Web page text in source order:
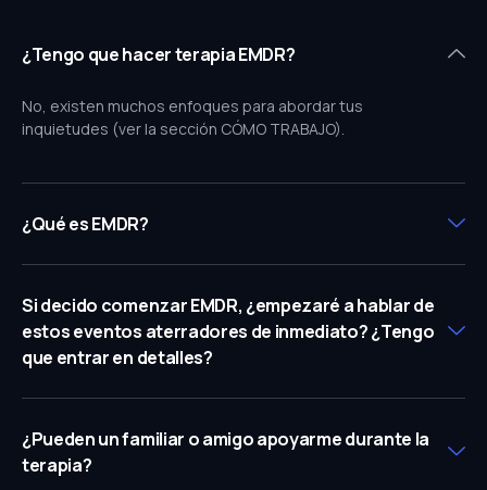
¿Tengo que hacer terapia EMDR?
No, existen muchos enfoques para abordar tus
inquietudes (ver la sección CÓMO TRABAJO).
¿Qué es EMDR?
Si decido comenzar EMDR, ¿empezaré a hablar de
estos eventos aterradores de inmediato? ¿Tengo
que entrar en detalles?
¿Pueden un familiar o amigo apoyarme durante la
terapia?